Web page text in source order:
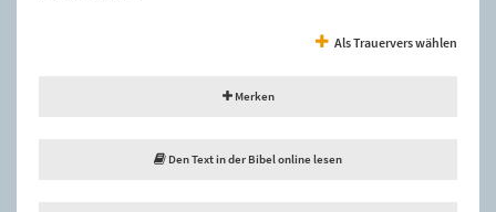
Als Trauervers wählen
Merken
Den Text in der Bibel online lesen